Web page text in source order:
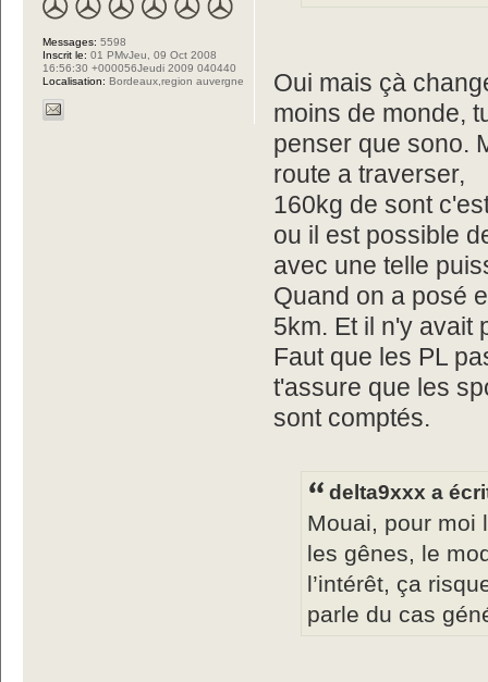
Oui mais çà
moins de monde,
penser que sono.
route a traverser,
160kg de sont
ou il est possible
avec une telle
Quand on a posé
5km. Et il n'y avait
Faut que les PL
t'assure que les
sont comptés.
delta9xxx a
Mouai, pour moi
les gênes, le
l’intérêt, ça
parle du cas
Messages: 5598
Inscrit le: 01 PMvJeu, 09 Oct 2008
16:56:30 +000056Jeudi 2009 040440
Localisation: Bordeaux,region auvergne